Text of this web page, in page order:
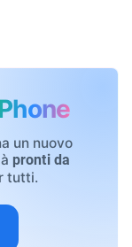
un nuovo
pronti da
tutti.